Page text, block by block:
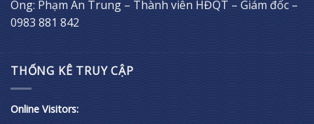
Ông: Phạm An Trung – Thành viên HĐQT – Giám đốc –
0983 881 842
THỐNG KÊ TRUY CẬP
Online Visitors: